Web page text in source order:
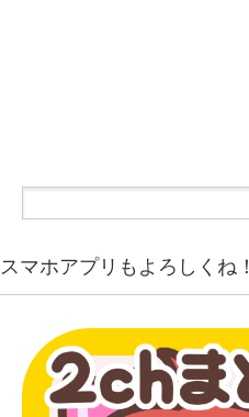
スマホアプリもよろしくね！